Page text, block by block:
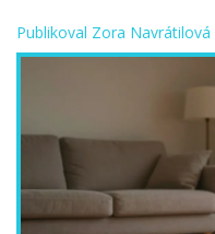
Publikoval Zora Navrátilová